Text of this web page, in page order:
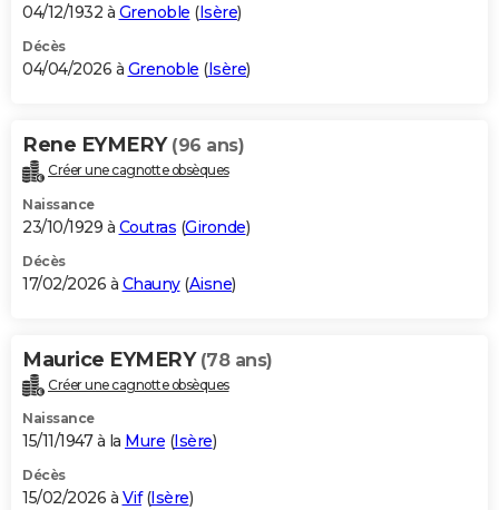
04/12/1932 à Grenoble (Isère)
Décès
04/04/2026 à Grenoble (Isère)
Rene EYMERY (96 ans)
Créer une cagnotte obsèques
Naissance
23/10/1929 à Coutras (Gironde)
Décès
17/02/2026 à Chauny(Aisne)
Maurice EYMERY (78 ans)
Créer une cagnotte obsèques
Naissance
15/11/1947 à la Mure (Isère)
Décès
15/02/2026 à Vif(Isère)